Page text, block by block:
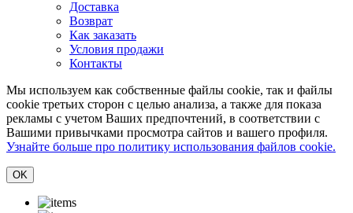
Доставка
Возврат
Как заказать
Условия продажи
Контакты
Мы используем как собственные файлы cookie, так и файлы
cookie третьих сторон с целью анализа, а также для показа
рекламы с учетом Ваших предпочтений, в соответствии с
Вашими привычками просмотра сайтов и вашего профиля.
Узнайте больше про политику использования файлов cookie.
ОK